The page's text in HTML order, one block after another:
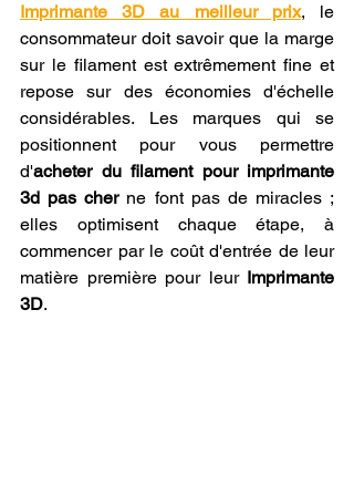
Imprimante 3D au meilleur prix, le
consommateur doit savoir que la marge
sur le filament est extrêmement fine et
repose sur des économies d'échelle
considérables. Les marques qui se
positionnent pour vous permettre
d'acheter du filament pour imprimante
3d pas cher ne font pas de miracles ;
elles optimisent chaque étape, à
commencer par le coût d'entrée de leur
matière première pour leur Imprimante
3D.